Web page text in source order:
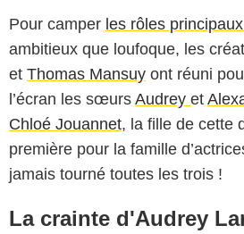
Pour camper les rôles
ambitieux que loufoque, les
et Thomas Mansuy ont réuni
l’écran les sœurs Audrey et
Chloé Jouannet, la fille de cette
première pour la famille
jamais tourné toutes les trois !
La crainte d'Audrey